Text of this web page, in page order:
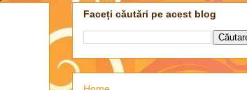
Faceți căutări pe acest blog